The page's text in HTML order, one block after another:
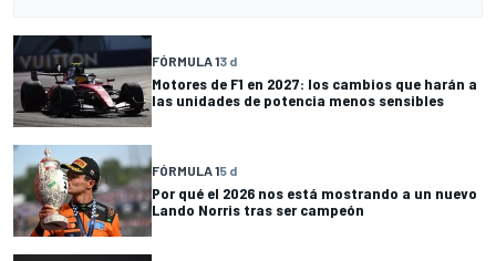
FÓRMULA 13 d
Motores de F1 en 2027: los cambios que harán a
las unidades de potencia menos sensibles
FÓRMULA 15 d
Por qué el 2026 nos está mostrando a un nuevo
Lando Norris tras ser campeón